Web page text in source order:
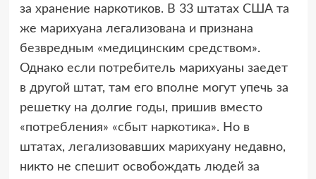
за хранение наркотиков. В 33 штатах США та
же марихуана легализована и признана
безвредным «медицинским средством».
Однако если потребитель марихуаны заедет
в другой штат, там его вполне могут упечь за
решетку на долгие годы, пришив вместо
«потребления» «сбыт наркотика». Но в
штатах, легализовавших марихуану недавно,
никто не спешит освобождать людей за